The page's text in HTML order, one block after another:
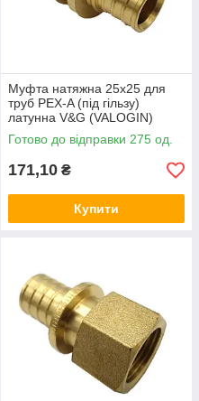
Муфта натяжна 25x25 для
труб PEX-A (під гільзу)
латунна V&G (VALOGIN)
Готово до відправки 275 од.
171,10 ₴
Купити